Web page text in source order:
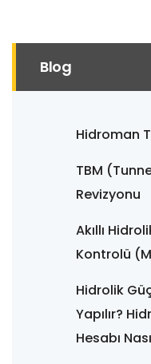
Blog
Hidroman
TBM
Revizyonu
Akıllı
Kontrolü
Hidrolik
Yapılır?
Hesabı